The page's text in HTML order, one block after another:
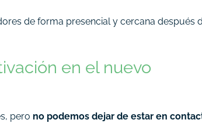
de forma presencial y cercana después
en el nuevo
pero no podemos dejar de estar en